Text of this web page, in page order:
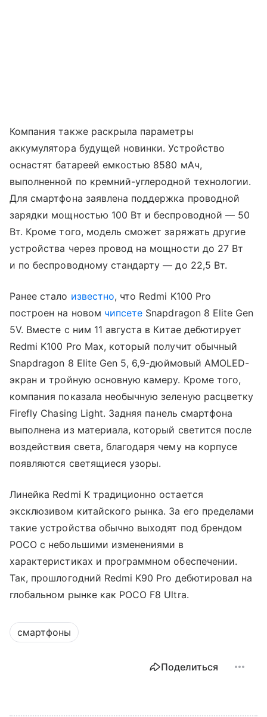
Компания также раскрыла параметры
аккумулятора будущей новинки. Устройство
оснастят батареей емкостью 8580 мАч,
выполненной по кремний-углеродной технологии.
Для смартфона заявлена поддержка проводной
зарядки мощностью 100 Вт и беспроводной — 50
Вт. Кроме того, модель сможет заряжать другие
устройства через провод на мощности до 27 Вт
и по беспроводному стандарту — до 22,5 Вт.
Ранее стало известно, что Redmi K100 Pro
построен на новом чипсете Snapdragon 8 Elite Gen
5V. Вместе с ним 11 августа в Китае дебютирует
Redmi K100 Pro Max, который получит обычный
Snapdragon 8 Elite Gen 5, 6,9-дюймовый AMOLED-
экран и тройную основную камеру. Кроме того,
компания показала необычную зеленую расцветку
Firefly Chasing Light. Задняя панель смартфона
выполнена из материала, который светится после
воздействия света, благодаря чему на корпусе
появляются светящиеся узоры.
Линейка Redmi K традиционно остается
эксклюзивом китайского рынка. За его пределами
такие устройства обычно выходят под брендом
POCO с небольшими изменениями в
характеристиках и программном обеспечении.
Так, прошлогодний Redmi K90 Pro дебютировал на
глобальном рынке как POCO F8 Ultra.
смартфоны
Поделиться